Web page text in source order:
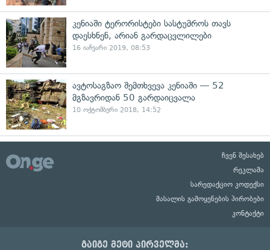
კენიაში ტერორისტები სასტუმროს თავს
დაესხნენ, არიან გარდაცვლილები
16 იანვარი 2019, 08:53
ავტოსაგზაო შემთხვევა კენიაში — 52
მგზავრიდან 50 გარდაიცვალა
10 ოქტომბერი 2018, 14:52
ჩვენ შესახებ
რეკლამა
სარედაქციო კოდექსი
მასალის გამოყენების პირობები
კონტაქტი
გაიგე მეტი პირველმა: